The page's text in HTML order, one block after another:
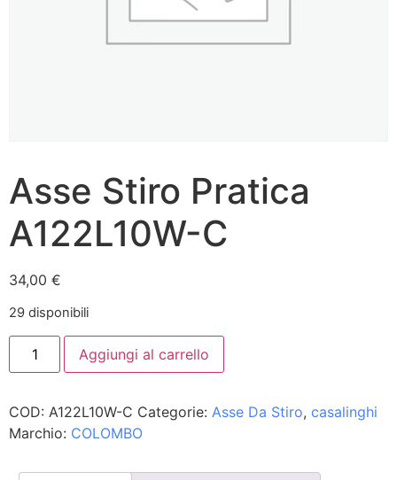
Asse Stiro Pratica
A122L10W-C
34,00 €
29 disponibili
Aggiungi al carrello
COD: A122L10W-C Categorie: Asse Da Stiro, casalinghi
Marchio: COLOMBO